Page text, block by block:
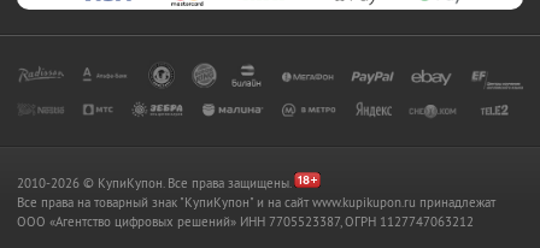
2010-2026 © КупиКупон. Все права защищены.
Все права на товарный знак "КупиКупон" и на сайт www.kupikupon.ru принадлежат
OOO «Агентство цифровых решений» ИНН 7705523387, ОГРН 1127747063212